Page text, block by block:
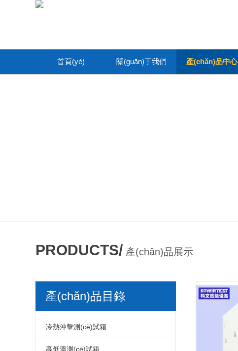
首頁(yè) 關(guān)于我們 產(chǎn)品中心
PRODUCTS/ 產(chǎn)品展示
產(chǎn)品目錄
/ PRODUCT MENU
冷熱沖擊測(cè)試箱
冷熱沖擊箱
高低溫測(cè)試箱